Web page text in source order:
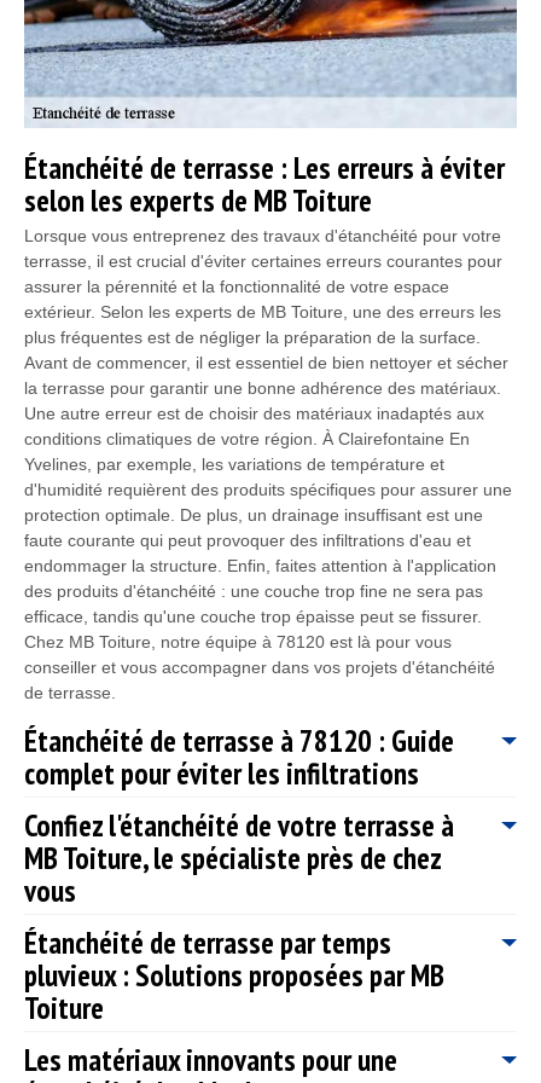
Étanchéité de terrasse : Les erreurs à éviter
selon les experts de MB Toiture
Lorsque vous entreprenez des travaux d'étanchéité pour votre
terrasse, il est crucial d'éviter certaines erreurs courantes pour
assurer la pérennité et la fonctionnalité de votre espace
extérieur. Selon les experts de MB Toiture, une des erreurs les
plus fréquentes est de négliger la préparation de la surface.
Avant de commencer, il est essentiel de bien nettoyer et sécher
la terrasse pour garantir une bonne adhérence des matériaux.
Une autre erreur est de choisir des matériaux inadaptés aux
conditions climatiques de votre région. À Clairefontaine En
Yvelines, par exemple, les variations de température et
d'humidité requièrent des produits spécifiques pour assurer une
protection optimale. De plus, un drainage insuffisant est une
faute courante qui peut provoquer des infiltrations d'eau et
endommager la structure. Enfin, faites attention à l'application
des produits d'étanchéité : une couche trop fine ne sera pas
efficace, tandis qu'une couche trop épaisse peut se fissurer.
Chez MB Toiture, notre équipe à 78120 est là pour vous
conseiller et vous accompagner dans vos projets d'étanchéité
de terrasse.
Étanchéité de terrasse à 78120 : Guide
complet pour éviter les infiltrations
En tant que spécialiste de l'étanchéité de terrasse, MB Toiture à
Clairefontaine En Yvelines s'engage à vous fournir un guide
complet pour éviter les infiltrations. L'étanchéité de votre
terrasse à 78120 est cruciale pour préserver votre espace
extérieur des intempéries et prolonger sa durée de vie. Grâce à
notre expertise, nous vous proposons des solutions innovantes
et adaptées à votre situation. Il est essentiel de comprendre que
les infiltrations peuvent entraîner des dommages coûteux, allant
MB Toiture vous guide à travers les différentes étapes, depuis
Confiez l'étanchéité de votre terrasse à
MB Toiture, le spécialiste près de chez
vous
Chez MB Toiture, nous comprenons l'importance de protéger
votre terrasse des intempéries et de l'usure du temps. C'est
pourquoi nous vous proposons notre expertise en étanchéité
pour garantir la durabilité et la beauté de votre espace extérieur.
Basés à Clairefontaine En Yvelines, 78120, nous sommes le
spécialiste de proximité qui met à votre disposition un savoir-
Étanchéité de terrasse par temps
pluvieux : Solutions proposées par MB
Toiture
Chez MB Toiture, située à Clairefontaine En Yvelines, 78120,
Les matériaux innovants pour une